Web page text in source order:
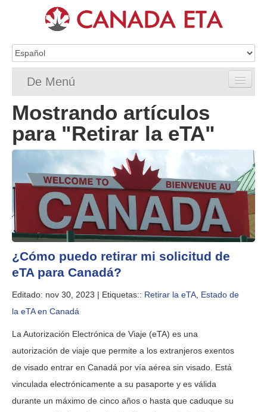
De Menú
Home
Solicitud de eTA
Requisitos de ETA
Preguntas frecuentes de la eTA
Status
Recursos
Contacto
Mostrando artículos
para "Retirar la eTA"
¿Cómo puedo retirar mi solicitud de
eTA para Canadá?
Editado: nov 30, 2023 | Etiquetas:: Retirar la eTA, Estado de
la eTA en Canadá
La Autorización Electrónica de Viaje (eTA) es una
autorización de viaje que permite a los extranjeros exentos
de visado entrar en Canadá por vía aérea sin visado. Está
vinculada electrónicamente a su pasaporte y es válida
durante un máximo de cinco años o hasta que caduque su